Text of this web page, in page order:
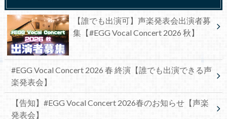
【誰でも出演可】声楽発表会出演者募
集【#EGG Vocal Concert 2026 秋】
#EGG Vocal Concert 2026 春 終演【誰でも出演できる声
楽発表会】
【告知】#EGG Vocal Concert 2026春のお知らせ【声楽
発表会】